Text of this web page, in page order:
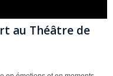
au Théâtre de